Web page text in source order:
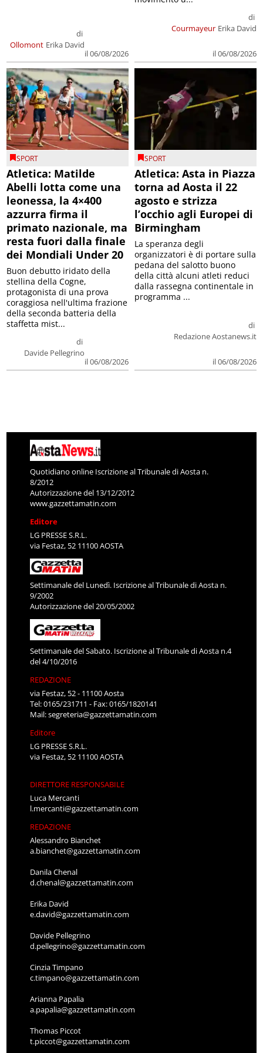
Ollomont
di
Erika David
il 06/08/2026
Courmayeur
di
Erika David
il 06/08/2026
SPORT
Atletica: Matilde
Abelli lotta come una
leonessa, la 4×400
azzurra firma il
primato nazionale, ma
resta fuori dalla finale
dei Mondiali Under 20
di
Davide Pellegrino
il 06/08/2026
Buon debutto iridato della
stellina della Cogne,
protagonista di una prova
coraggiosa nell'ultima frazione
della seconda batteria della
staffetta mist...
SPORT
Atletica: Asta in Piazza
torna ad Aosta il 22
agosto e strizza
l’occhio agli Europei di
Birmingham
di
Redazione Aostanews.it
il 06/08/2026
La speranza degli
organizzatori è di portare sulla
pedana del salotto buono
della città alcuni atleti reduci
dalla rassegna continentale in
programma ...
Quotidiano online Iscrizione al Tribunale di Aosta n.
8/2012
Autorizzazione del 13/12/2012
www.gazzettamatin.com
Editore
LG PRESSE S.R.L.
via Festaz, 52 11100 AOSTA
Settimanale del Lunedì. Iscrizione al Tribunale di Aosta n.
9/2002
Autorizzazione del 20/05/2002
Settimanale del Sabato. Iscrizione al Tribunale di Aosta n.4
del 4/10/2016
REDAZIONE
via Festaz, 52 - 11100 Aosta
Tel: 0165/231711 - Fax: 0165/1820141
Mail:segreteria@gazzettamatin.com
Editore
LG PRESSE S.R.L.
via Festaz, 52 11100 AOSTA
DIRETTORE RESPONSABILE
Luca Mercanti
l.mercanti@gazzettamatin.com
REDAZIONE
Alessandro Bianchet
a.bianchet@gazzettamatin.com
Danila Chenal
d.chenal@gazzettamatin.com
Erika David
e.david@gazzettamatin.com
Davide Pellegrino
d.pellegrino@gazzettamatin.com
Cinzia Timpano
c.timpano@gazzettamatin.com
Arianna Papalia
a.papalia@gazzettamatin.com
Thomas Piccot
t.piccot@gazzettamatin.com